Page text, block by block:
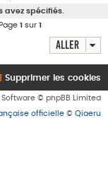
r
avez spécifiés.
1sur 1
Aller
Supprimer les cookies
© phpBB Limited
officielle © Qiaeru